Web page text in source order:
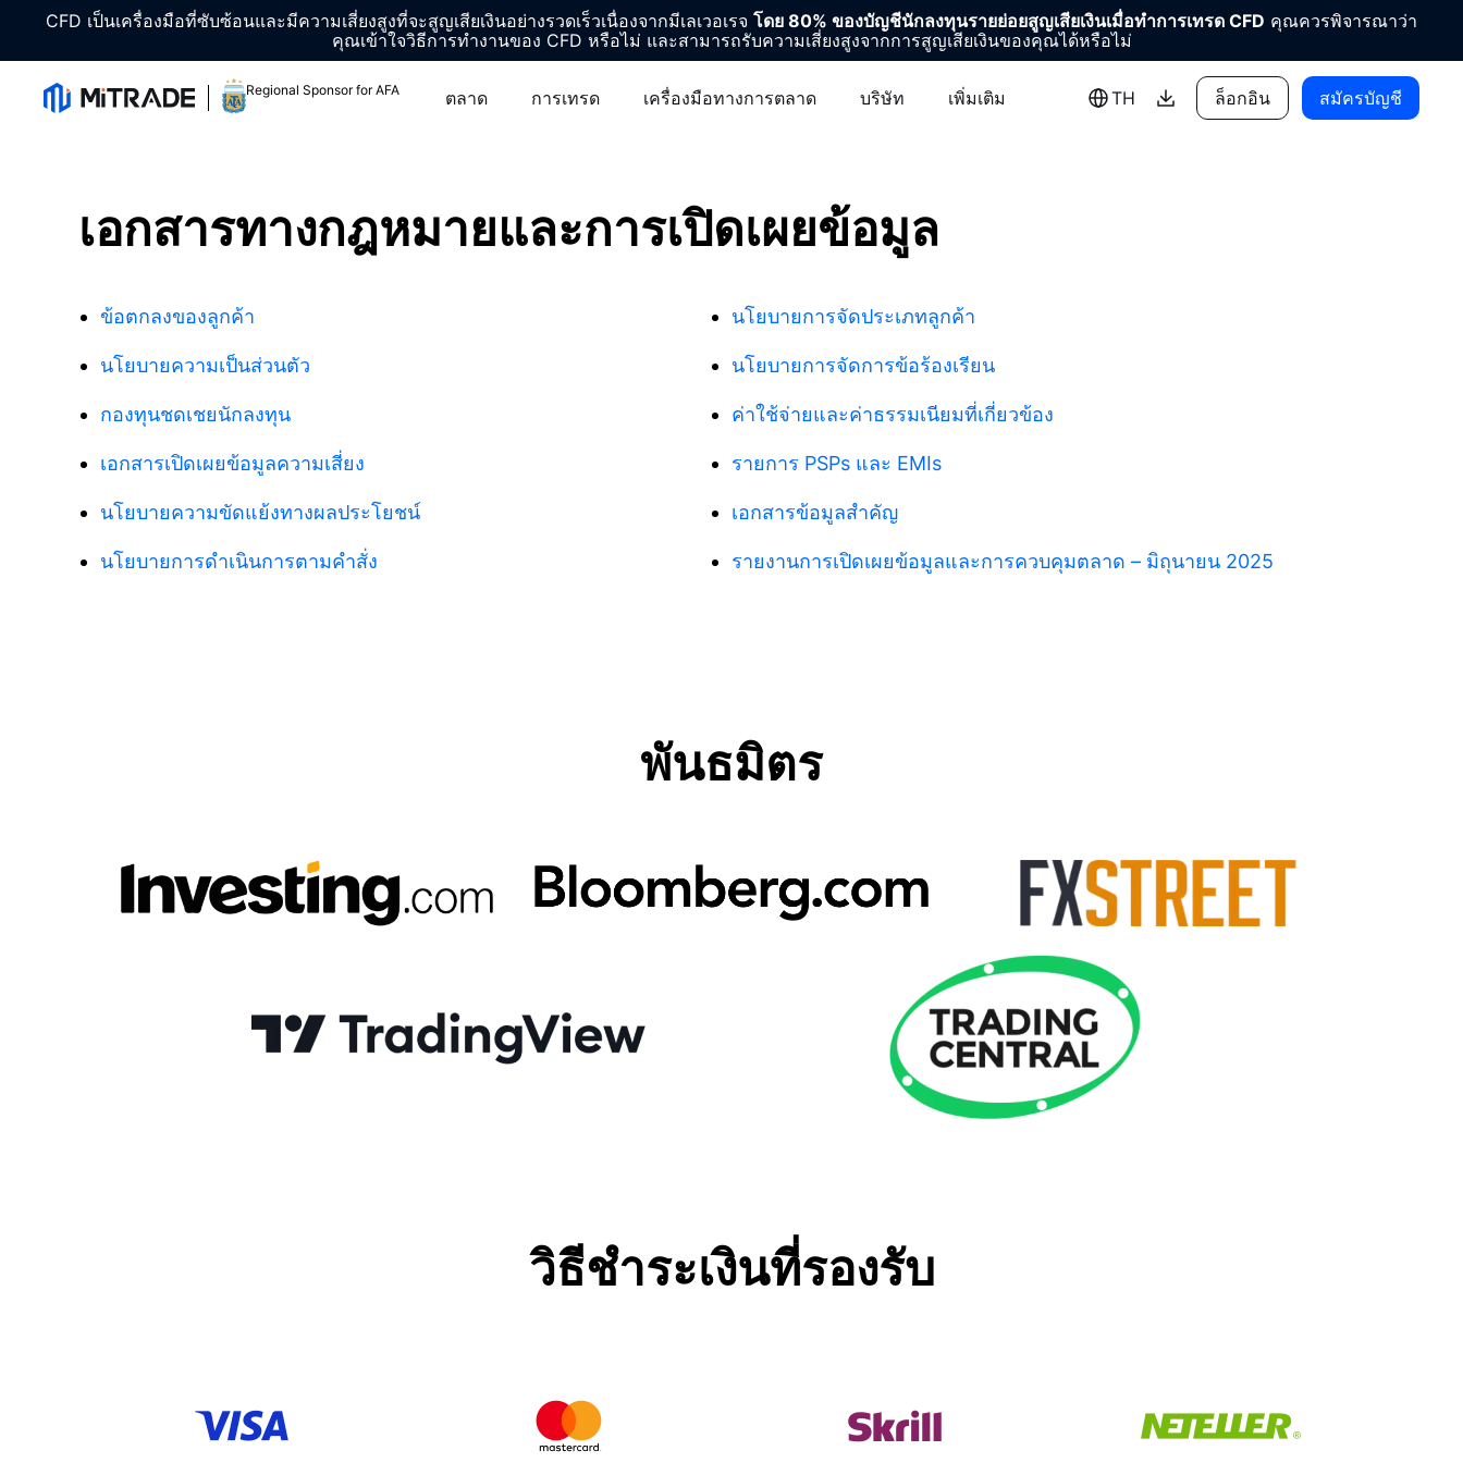
CFD เป็นเครื่องมือที่ซับซ้อนและมีความเสี่ยงสูงที่จะสูญเสียเงินอย่างรวดเร็วเนื่องจากมีเลเวอเรจ โดย 80% ของบัญชีนักลงทุนรายย่อยสูญเสียเงินเมื่อทำการเทรด CFD คุณควรพิจารณาว่า
คุณเข้าใจวิธีการทำงานของ CFD หรือไม่ และสามารถรับความเสี่ยงสูงจากการสูญเสียเงินของคุณได้หรือไม่
Regional Sponsor for AFA ตลาด การเทรด เครื่องมือทางการตลาด บริษัท เพิ่มเติม TH ล็อกอิน สมัครบัญชี
เอกสารทางกฎหมายและการเปิดเผยข้อมูล
ข้อตกลงของลูกค้า
นโยบายความเป็นส่วนตัว
กองทุนชดเชยนักลงทุน
เอกสารเปิดเผยข้อมูลความเสี่ยง
นโยบายความขัดแย้งทางผลประโยชน์
นโยบายการดำเนินการตามคำสั่ง
นโยบายการจัดประเภทลูกค้า
นโยบายการจัดการข้อร้องเรียน
ค่าใช้จ่ายและค่าธรรมเนียมที่เกี่ยวข้อง
รายการ PSPs และ EMIs
เอกสารข้อมูลสำคัญ
รายงานการเปิดเผยข้อมูลและการควบคุมตลาด – มิถุนายน 2025
พันธมิตร
วิธีชำระเงินที่รองรับ